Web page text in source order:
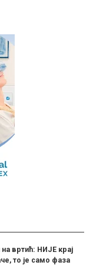
на вртић: НИЈЕ крај
то је само фаза